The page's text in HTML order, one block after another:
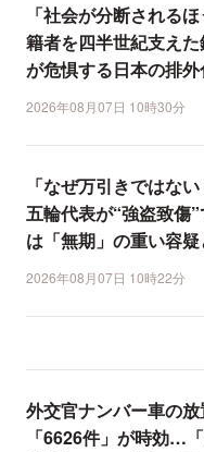
「社会が分断される
籍者を四半世紀支え
が危惧する日本の排外
2026年08月07日 10時30分
「なぜ万引きではな
五輪代表が“強盗致
は「無期」の重い容
2026年08月07日 10時22分
外交官ナンバー車の
「6626件」が時効…